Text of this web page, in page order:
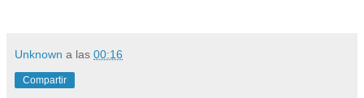
Unknown a las 00:16
Compartir